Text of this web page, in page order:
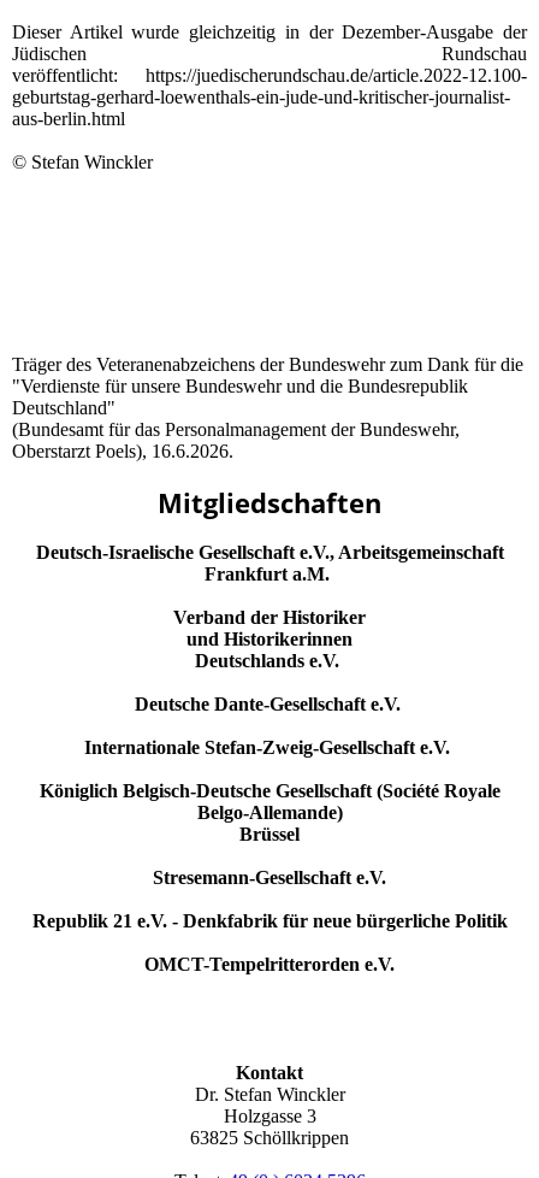
Dieser Artikel wurde gleichzeitig in der Dezember-Ausgabe der
Jüdischen Rundschau
veröffentlicht: https://juedischerundschau.de/article.2022-12.100-
geburtstag-gerhard-loewenthals-ein-jude-und-kritischer-journalist-
aus-berlin.html
© Stefan Winckler
Träger des Veteranenabzeichens der Bundeswehr zum Dank für die
"Verdienste für unsere Bundeswehr und die Bundesrepublik
Deutschland"
(Bundesamt für das Personalmanagement der Bundeswehr,
Oberstarzt Poels), 16.6.2026.
Mitgliedschaften
Deutsch-Israelische Gesellschaft e.V., Arbeitsgemeinschaft
Frankfurt a.M.
Verband der Historiker
und Historikerinnen
Deutschlands e.V.
Deutsche Dante-Gesellschaft e.V.
Internationale Stefan-Zweig-Gesellschaft e.V.
Königlich Belgisch-Deutsche Gesellschaft (Société Royale
Belgo-Allemande)
Brüssel
Stresemann-Gesellschaft e.V.
Republik 21 e.V. - Denkfabrik für neue bürgerliche Politik
OMCT-Tempelritterorden e.V.
Kontakt
Dr. Stefan Winckler
Holzgasse 3
63825 Schöllkrippen